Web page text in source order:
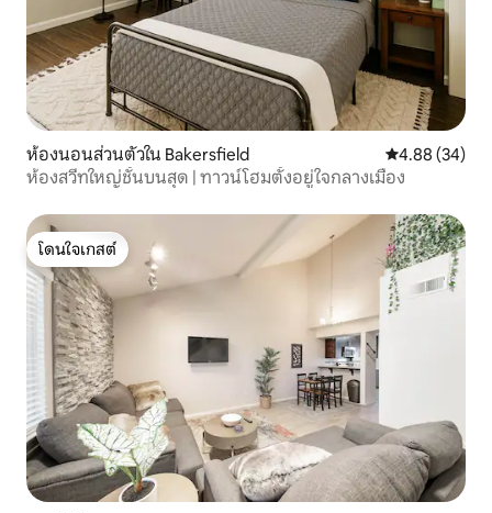
ห้องนอนส่วนตัวใน Bakersfield คะแนนเฉลี่ย
4.88 (34)
ห้องสวีทใหญ่ชั้นบนสุด | ทาวน์โฮมตั้งอยู่ใจกลางเมือง
โดนใจเกสต์
โดนใจเกสต์